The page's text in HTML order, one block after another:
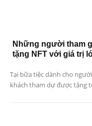
Những người tham
tặng NFT với giá trị
Tại bữa tiệc dành cho
khách tham dự được tặng